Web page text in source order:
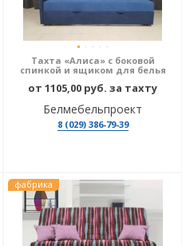
Тахта «Алиса» с боковой
спинкой и ящиком для белья
от 1105,00 руб. за тахту
Белмебельпроект
8 (029) 386-79-39
фабрика